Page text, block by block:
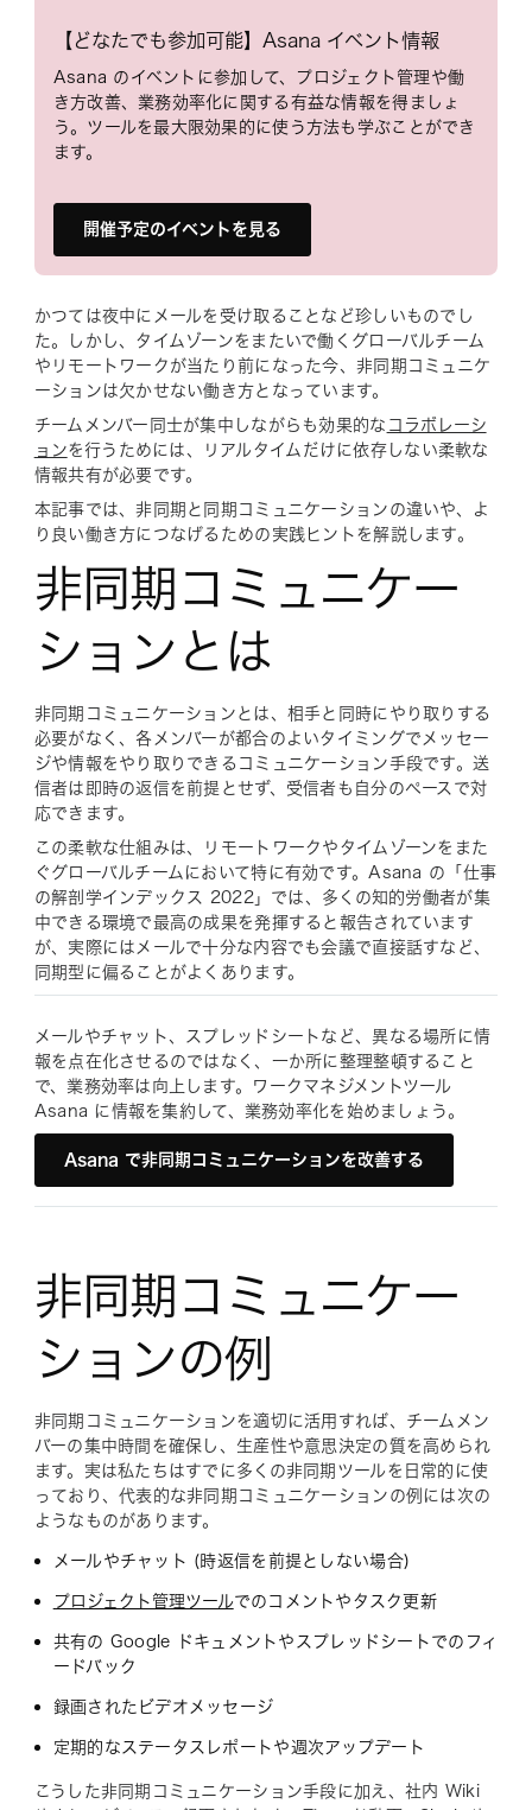
【どなたでも参加可能】Asana イベント情報
Asana のイベントに参加して、プロジェクト管理や働
き方改善、業務効率化に関する有益な情報を得ましょ
う。ツールを最大限効果的に使う方法も学ぶことができ
ます。
開催予定のイベントを見る
かつては夜中にメールを受け取ることなど珍しいものでし
た。しかし、タイムゾーンをまたいで働くグローバルチーム
やリモートワークが当たり前になった今、非同期コミュニケ
ーションは欠かせない働き方となっています。
チームメンバー同士が集中しながらも効果的な コラボレーシ
ョンを行うためには、リアルタイムだけに依存しない柔軟な
情報共有が必要です。
本記事では、非同期と同期コミュニケーションの違いや、よ
り良い働き方につなげるための実践ヒントを解説します。
非同期コミュニケー
ションとは
非同期コミュニケーションとは、相手と同時にやり取りする
必要がなく、各メンバーが都合のよいタイミングでメッセー
ジや情報をやり取りできるコミュニケーション手段です。送
信者は即時の返信を前提とせず、受信者も自分のペースで対
応できます。
この柔軟な仕組みは、リモートワークやタイムゾーンをまた
ぐグローバルチームにおいて特に有効です。Asana の「仕事
の解剖学インデックス 2022」では、多くの知的労働者が集
中できる環境で最高の成果を発揮すると報告されています
が、実際にはメールで十分な内容でも会議で直接話すなど、
同期型に偏ることがよくあります。
メールやチャット、スプレッドシートなど、異なる場所に情
報を点在化させるのではなく、一か所に整理整頓すること
で、業務効率は向上します。ワークマネジメントツール
Asana に情報を集約して、業務効率化を始めましょう。
Asana で非同期コミュニケーションを改善する
非同期コミュニケー
ションの例
非同期コミュニケーションを適切に活用すれば、チームメン
バーの集中時間を確保し、生産性や意思決定の質を高められ
ます。実は私たちはすでに多くの非同期ツールを日常的に使
っており、代表的な非同期コミュニケーションの例には次の
ようなものがあります。
メールやチャット (時返信を前提としない場合)
プロジェクト管理ツールでのコメントやタスク更新
共有の Google ドキュメントやスプレッドシートでのフィ
ードバック
録画されたビデオメッセージ
定期的なステータスレポートや週次アップデート
こうした非同期コミュニケーション手段に加え、社内 Wiki